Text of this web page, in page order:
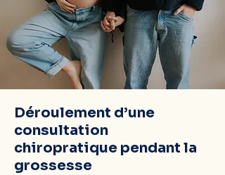
Déroulement d’une
consultation
chiropratique pendant la
grossesse